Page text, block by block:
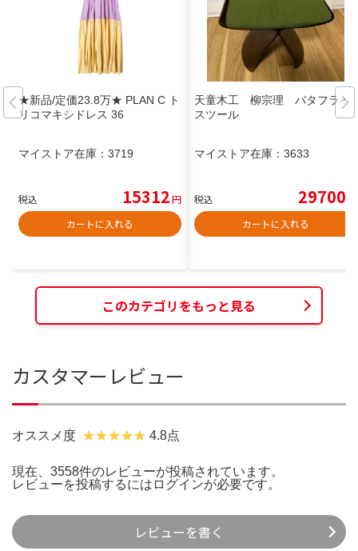
★新品/定価23.8万★ PLAN C ト
リコマキシドレス 36
マイストア在庫： 3719
税込 15312円
カートに入れる
天童木工 柳宗理 バタフライ
スツール
マイストア在庫： 3633
税込 29700
カートに入れる
このカテゴリをもっと見る
カスタマーレビュー
オススメ度 4.8点
現在、3558件のレビューが投稿されています。
レビューを投稿するには ログインが必要です。
レビューを書く